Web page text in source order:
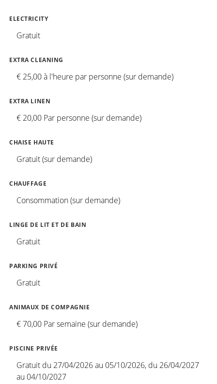
ELECTRICITY
Gratuit
EXTRA CLEANING
€ 25,00 à l'heure par personne (sur demande)
EXTRA LINEN
€ 20,00 Par personne (sur demande)
CHAISE HAUTE
Gratuit (sur demande)
CHAUFFAGE
Consommation (sur demande)
LINGE DE LIT ET DE BAIN
Gratuit
PARKING PRIVÉ
Gratuit
ANIMAUX DE COMPAGNIE
€ 70,00 Par semaine (sur demande)
PISCINE PRIVÉE
Gratuit du 27/04/2026 au 05/10/2026, du 26/04/2027
au 04/10/2027